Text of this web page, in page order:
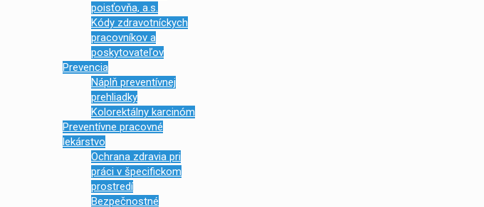
poisťovňa, a.s.
Kódy zdravotníckych
pracovníkov a
poskytovateľov
Prevencia
Náplň preventívnej
prehliadky
Kolorektálny karcinóm
Preventívne pracovné
lekárstvo
Ochrana zdravia pri
práci v špecifickom
prostredí
Bezpečnostné